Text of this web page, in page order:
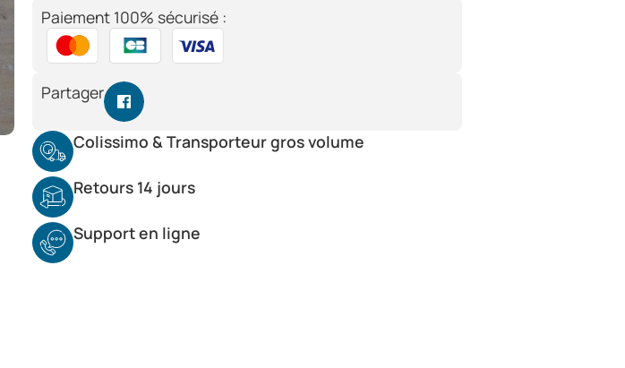
Paiement 100% sécurisé :
Partager
Colissimo & Transporteur gros volume
Retours 14 jours
Support en ligne